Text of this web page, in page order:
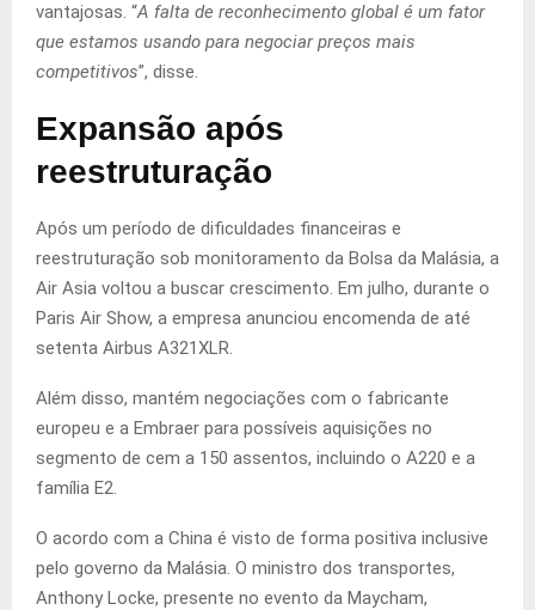
vantajosas. “A falta de reconhecimento global é um fator
que estamos usando para negociar preços mais
competitivos”, disse.
Expansão após
reestruturação
Após um período de dificuldades financeiras e
reestruturação sob monitoramento da Bolsa da Malásia, a
Air Asia voltou a buscar crescimento. Em julho, durante o
Paris Air Show, a empresa anunciou encomenda de até
setenta Airbus A321XLR.
Além disso, mantém negociações com o fabricante
europeu e a Embraer para possíveis aquisições no
segmento de cem a 150 assentos, incluindo o A220 e a
família E2.
O acordo com a China é visto de forma positiva inclusive
pelo governo da Malásia. O ministro dos transportes,
Anthony Locke, presente no evento da Maycham,